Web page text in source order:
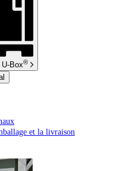
U-Box®
et la livraison